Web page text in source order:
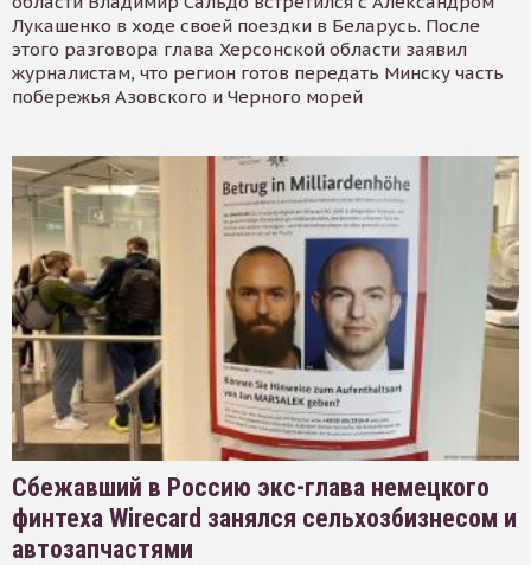
Лукашенко в ходе своей поездки в Беларусь. После
этого разговора глава Херсонской области заявил
журналистам, что регион готов передать Минску часть
побережья Азовского и Черного морей
Сбежавший в Россию экс-глава немецкого
финтеха Wirecard занялся сельхозбизнесом и
автозапчастями